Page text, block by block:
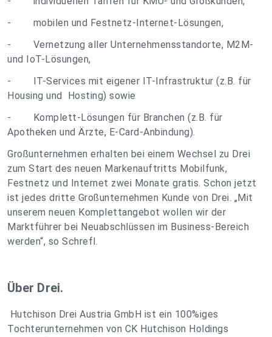
- mobilen und Festnetz-Internet-Lösungen,
- Vernetzung aller Unternehmensstandorte, M2M-
und IoT-Lösungen,
- IT-Services mit eigener IT-Infrastruktur (z.B. für
Housing und Hosting) sowie
- Komplett-Lösungen für Branchen (z.B. für
Apotheken und Ärzte, E-Card-Anbindung).
Großunternehmen erhalten bei einem Wechsel zu Drei
zum Start des neuen Markenauftritts Mobilfunk,
Festnetz und Internet zwei Monate gratis. Schon jetzt
ist jedes dritte Großunternehmen Kunde von Drei. „Mit
unserem neuen Komplettangebot wollen wir der
Marktführer bei Neuabschlüssen im Business-Bereich
werden“, so Schrefl.
Über Drei.
Hutchison Drei Austria GmbH ist ein 100%iges
Tochterunternehmen von CK Hutchison Holdings